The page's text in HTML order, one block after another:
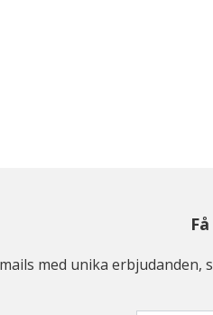
med unika